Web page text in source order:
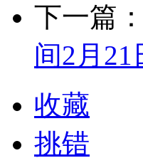
下一篇：
间2月
收藏
挑错